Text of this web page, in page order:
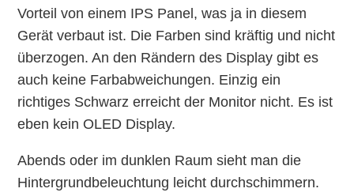
Vorteil von einem IPS Panel, was ja in diesem
Gerät verbaut ist. Die Farben sind kräftig und nicht
überzogen. An den Rändern des Display gibt es
auch keine Farbabweichungen. Einzig ein
richtiges Schwarz erreicht der Monitor nicht. Es ist
eben kein OLED Display.
Abends oder im dunklen Raum sieht man die
Hintergrundbeleuchtung leicht durchschimmern.